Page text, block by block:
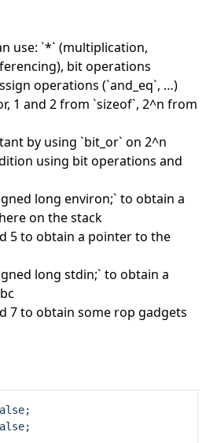
use: `*` (multiplication,
bit operations
operations (`and_eq`, …)
1 and 2 from `sizeof`, 2^n from
by using `bit_or` on 2^n
using bit operations and
long environ;` to obtain a
on the stack
5 to obtain a pointer to the
long stdin;` to obtain a
7 to obtain some rop gadgets